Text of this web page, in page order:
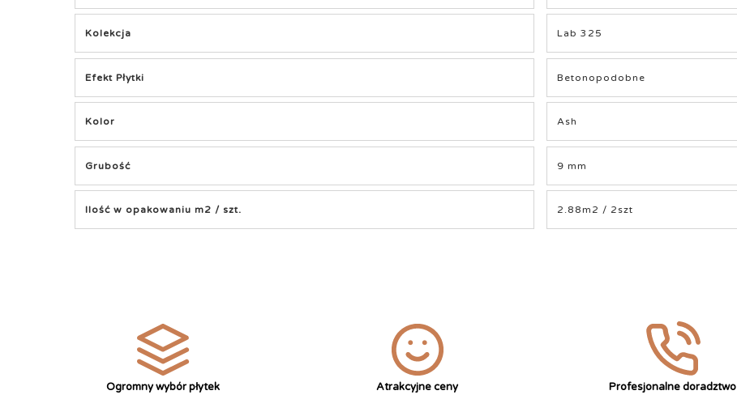
Kolekcja Lab 325
Efekt Płytki Betonopodobne
Kolor Ash
Grubość 9 mm
Ilość w opakowaniu m2 / szt. 2.88m2 / 2szt
Ogromny wybór płytek
Atrakcyjne ceny
Profesjonalne doradztwo